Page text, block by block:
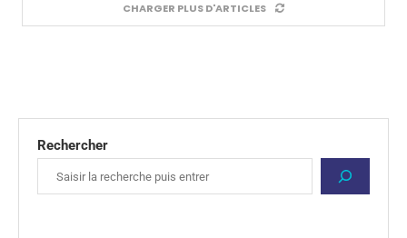
CHARGER PLUS D'ARTICLES
Rechercher